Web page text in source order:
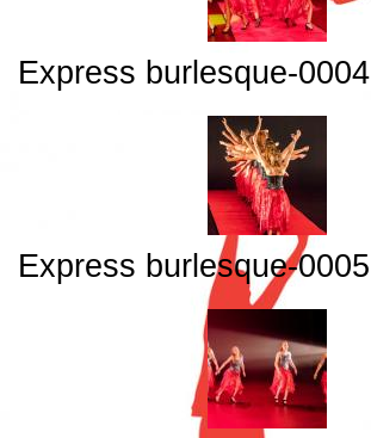
Express burlesque-0004
Express burlesque-0005